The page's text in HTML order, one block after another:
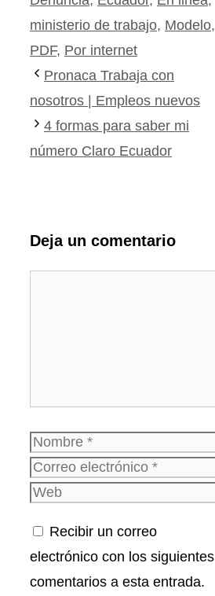
ministerio de trabajo, Modelo,
PDF, Por internet
Pronaca Trabaja con
nosotros | Empleos nuevos
4 formas para saber mi
número Claro Ecuador
Deja un comentario
Nombre
Correo
electrónico
Web
Recibir un correo
electrónico con los siguientes
comentarios a esta entrada.